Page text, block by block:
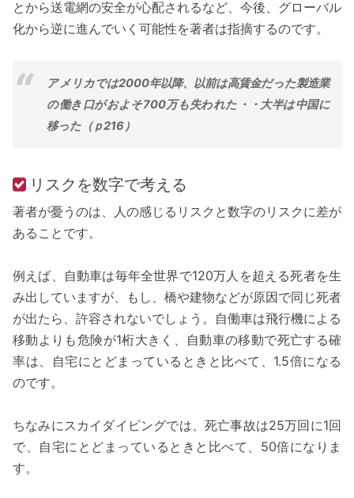
とから送電網の安全が心配されるなど、今後、グローバル
化から逆に進んでいく可能性を著者は指摘するのです。
アメリカでは2000年以降、以前は高賃金だった製造業
の働き口がおよそ700万も失われた・・大半は中国に
移った（ｐ216）
リスクを数字で考える
著者が憂うのは、人の感じるリスクと数字のリスクに差が
あることです。
例えば、自動車は毎年全世界で120万人を超える死者を生
み出していますが、もし、橋や建物などが原因で同じ死者
が出たら、許容されないでしょう。自働車は飛行機による
移動よりも危険が1桁大きく、自動車の移動で死亡する確
率は、自宅にとどまっているときと比べて、1.5倍になる
のです。
ちなみにスカイダイビングでは、死亡事故は25万回に1回
で、自宅にとどまっているときと比べて、50倍になりま
す。